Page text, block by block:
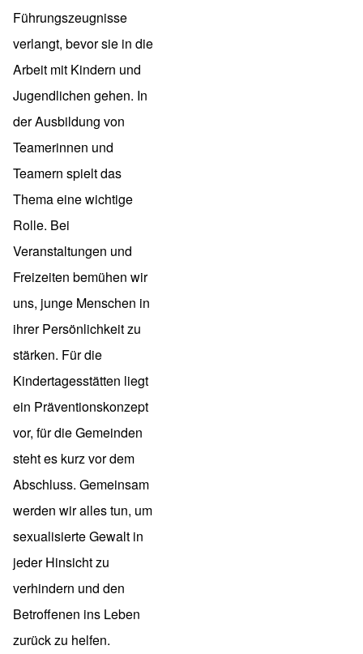
Führungszeugnisse
verlangt, bevor sie in die
Arbeit mit Kindern und
Jugendlichen gehen. In
der Ausbildung von
Teamerinnen und
Teamern spielt das
Thema eine wichtige
Rolle. Bei
Veranstaltungen und
Freizeiten bemühen wir
uns, junge Menschen in
ihrer Persönlichkeit zu
stärken. Für die
Kindertagesstätten liegt
ein Präventionskonzept
vor, für die Gemeinden
steht es kurz vor dem
Abschluss. Gemeinsam
werden wir alles tun, um
sexualisierte Gewalt in
jeder Hinsicht zu
verhindern und den
Betroffenen ins Leben
zurück zu helfen.